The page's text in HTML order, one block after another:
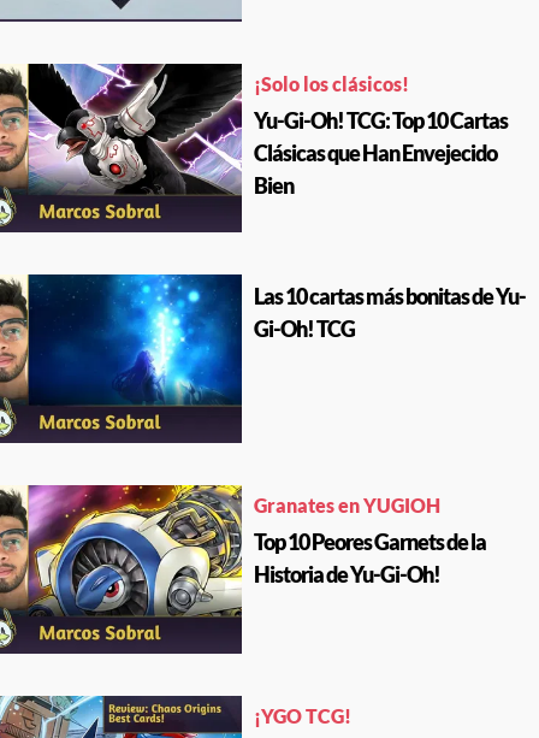
¡Solo los clásicos!
Yu-Gi-Oh! TCG: Top 10 Cartas
Clásicas que Han Envejecido
Bien
Las 10 cartas más bonitas de Yu-
Gi-Oh! TCG
Granates en YUGIOH
Top 10 Peores Garnets de la
Historia de Yu-Gi-Oh!
¡YGO TCG!